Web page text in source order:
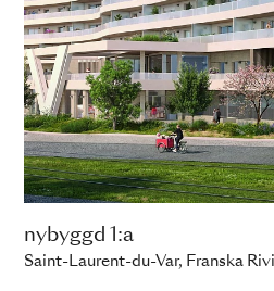
nybyggd 1:a
Saint-Laurent-du-Var, Franska